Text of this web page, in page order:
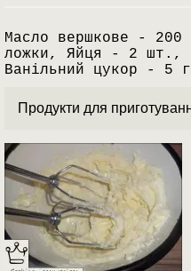
Масло вершкове -
ложки, Яйця - 2 шт.,
Ванільний цукор - 5 г
Продукти для